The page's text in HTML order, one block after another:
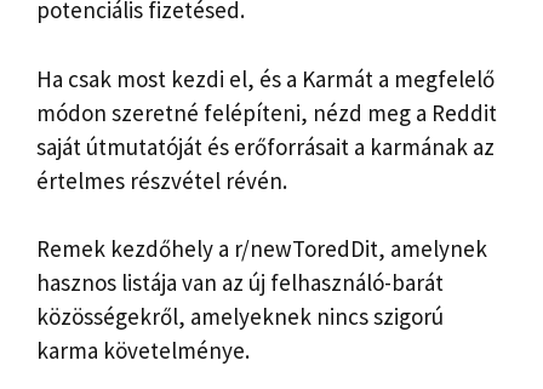
potenciális fizetésed.
Ha csak most kezdi el, és a Karmát a megfelelő
módon szeretné felépíteni, nézd meg a Reddit
saját útmutatóját és erőforrásait a karmának az
értelmes részvétel révén.
Remek kezdőhely a r/newToredDit, amelynek
hasznos listája van az új felhasználó-barát
közösségekről, amelyeknek nincs szigorú
karma követelménye.